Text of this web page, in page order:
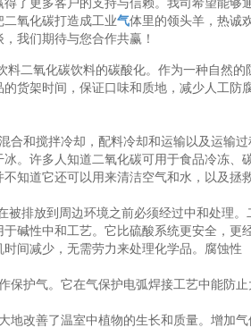
了更多客户的支持与信赖。我司希望能够
氧化碳打造成工业气体里的领头羊，热诚
我们期待与您合作共赢！
料二氧化碳饮料的碳酸化。作为一种自然的
货架时间，保证口味和质地，减少人工防
合和搅拌冷却，配料冷却和运输以及运输过
。许多人知道二氧化碳可用于食品冷冻、
知道它还可以用来清洁空气和水，以及拯
被排放到周边环境之前必须经过中和处理。
碱性中和工艺。它比硫酸系统更安全，更
间减少，无需劳力来处理化学品。腐蚀性
保护气。它在气保护电弧焊接工艺中能防止
地改善了温室中植物的生长和质量。增加气